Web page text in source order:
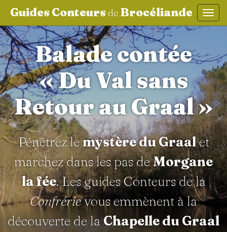
aller au contenu
Guides Conteursde Brocéliande
Balade contée
« Du Val sans
Retour au Graal »
Pénétrez lemystère du Graalet
marchez dans les pas deMorgane
la fée. Les guides Conteurs de la
Confrérievous emmènent à la
découverte de laChapelle du Graal